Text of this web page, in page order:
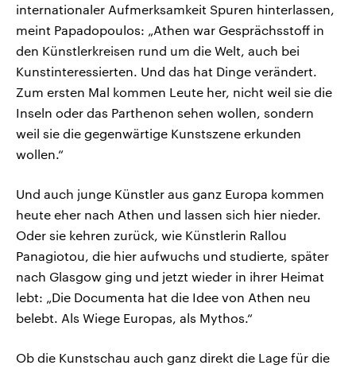
internationaler Aufmerksamkeit Spuren hinterlassen,
meint Papadopoulos: „Athen war Gesprächsstoff in
den Künstlerkreisen rund um die Welt, auch bei
Kunstinteressierten. Und das hat Dinge verändert.
Zum ersten Mal kommen Leute her, nicht weil sie die
Inseln oder das Parthenon sehen wollen, sondern
weil sie die gegenwärtige Kunstszene erkunden
wollen.“
Und auch junge Künstler aus ganz Europa kommen
heute eher nach Athen und lassen sich hier nieder.
Oder sie kehren zurück, wie Künstlerin Rallou
Panagiotou, die hier aufwuchs und studierte, später
nach Glasgow ging und jetzt wieder in ihrer Heimat
lebt: „Die Documenta hat die Idee von Athen neu
belebt. Als Wiege Europas, als Mythos.“
Ob die Kunstschau auch ganz direkt die Lage für die